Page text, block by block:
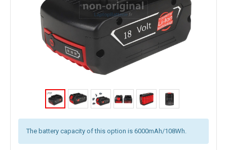
The battery capacity of this option is 6000mAh/108Wh.